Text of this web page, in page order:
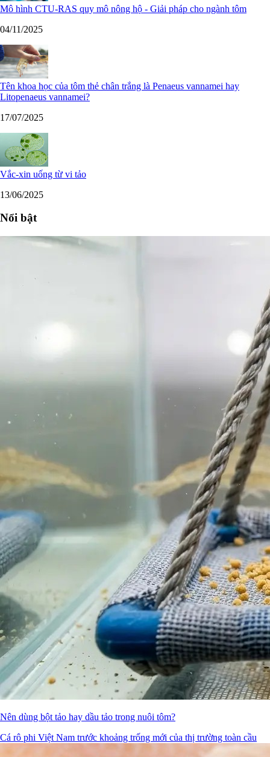
Mô hình CTU-RAS quy mô nông hộ - Giải pháp cho ngành tôm
04/11/2025
Tên khoa học của tôm thẻ chân trắng là Penaeus vannamei hay
Litopenaeus vannamei?
17/07/2025
Vắc-xin uống từ vi tảo
13/06/2025
Nổi bật
Nên dùng bột tảo hay dầu tảo trong nuôi tôm?
Cá rô phi Việt Nam trước khoảng trống mới của thị trường toàn cầu